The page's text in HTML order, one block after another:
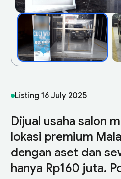
Listing16 July 2025
Dijual usaha salon
lokasi premium
dengan aset dan
hanya Rp160 juta.